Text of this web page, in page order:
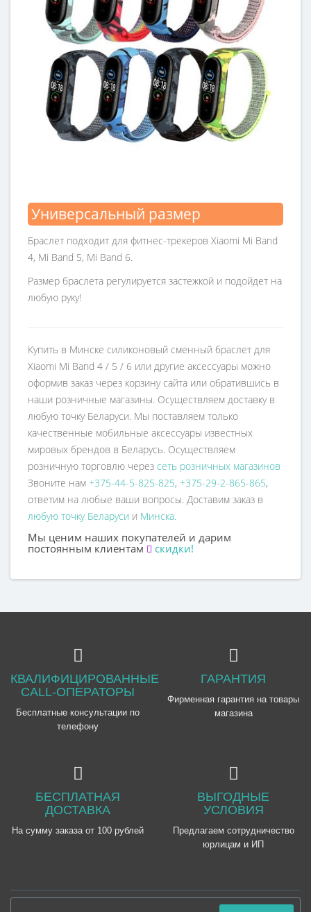
Универсальный размер
Браслет подходит для фитнес-трекеров Xiaomi Mi Band
4, Mi Band 5, Mi Band 6.
Размер браслета регулируется застежкой и подойдет на
любую руку!
Купить в Минске силиконовый cменный браслет для
Xiaomi Mi Band 4 / 5 / 6 или другие аксессуары можно
оформив заказ через корзину сайта или обратившись в
наши розничные магазины. Осуществляем доставку в
любую точку Беларуси. Мы поставляем только
качественные мобильные аксессуары известных
мировых брендов в Беларусь. Осуществляем
розничную торговлю через сеть розничных магазинов
Звоните нам +375-44-5-825-825, +375-29-2-865-865,
ответим на любые ваши вопросы. Доставим заказ в
любую точку Беларуси и Минска.
Мы ценим наших покупателей и дарим
постоянным клиентам
скидки!
КВАЛИФИЦИРОВАННЫЕ
CALL-ОПЕРАТОРЫ
Бесплатные консультации по
телефону
ГАРАНТИЯ
Фирменная гарантия на товары
магазина
БЕСПЛАТНАЯ
ДОСТАВКА
На сумму заказа от 100 рублей
ВЫГОДНЫЕ
УСЛОВИЯ
Предлагаем сотрудничество
юрлицам и ИП